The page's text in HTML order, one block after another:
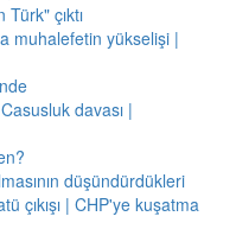
çıktı
muhalefetin yükselişi |
davası |
düşündürdükleri
çıkışı | CHP'ye kuşatma